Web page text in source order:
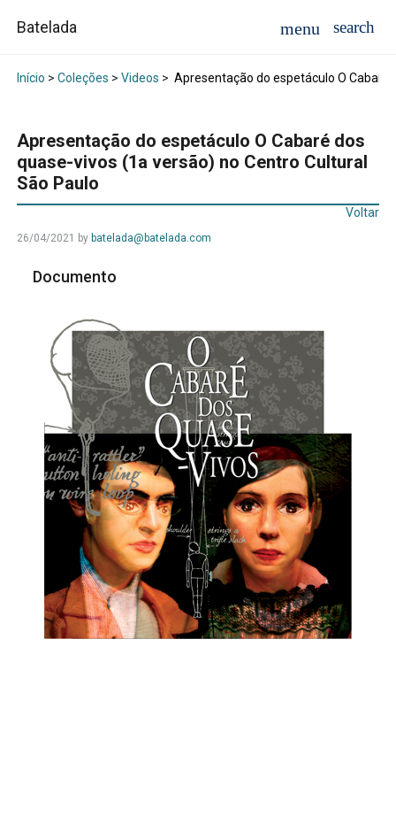
Batelada
Início > Coleções > Videos > Apresentação do espetáculo O Cabaré
Apresentação do espetáculo O Cabaré dos
quase-vivos (1a versão) no Centro Cultural
São Paulo
Voltar
26/04/2021 by batelada@batelada.com
Documento